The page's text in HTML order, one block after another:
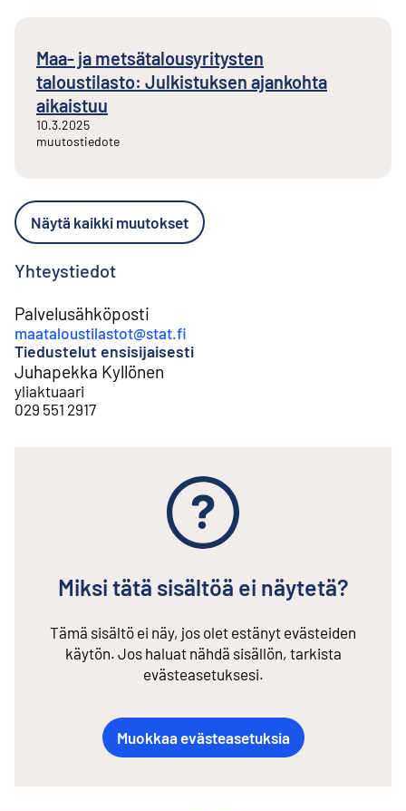
Maa- ja metsätalousyritysten
taloustilasto: Julkistuksen ajankohta
aikaistuu
10.3.2025
muutostiedote
Näytä kaikki muutokset
Yhteystiedot
Palvelusähköposti
maataloustilastot@stat.fi
Tiedustelut ensisijaisesti
Juhapekka Kyllönen
yliaktuaari
029 551 2917
Miksi tätä sisältöä ei näytetä?
Tämä sisältö ei näy, jos olet estänyt evästeiden
käytön. Jos haluat nähdä sisällön, tarkista
evästeasetuksesi.
Muokkaa evästeasetuksia